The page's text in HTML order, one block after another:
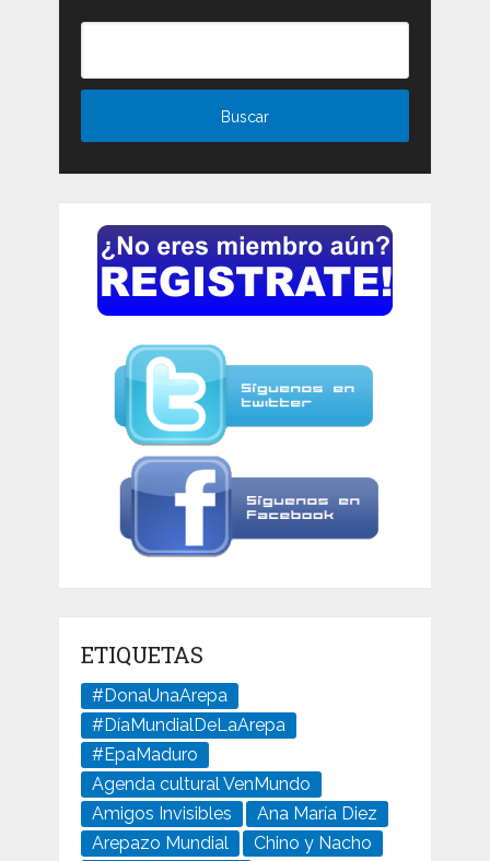
ETIQUETAS
#DonaUnaArepa
#DíaMundialDeLaArepa
#EpaMaduro
Agenda cultural VenMundo
Amigos Invisibles
Ana María Diez
Arepazo Mundial
Chino y Nacho